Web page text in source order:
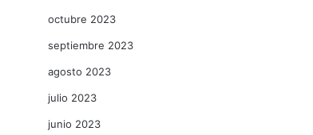
octubre 2023
septiembre 2023
agosto 2023
julio 2023
junio 2023